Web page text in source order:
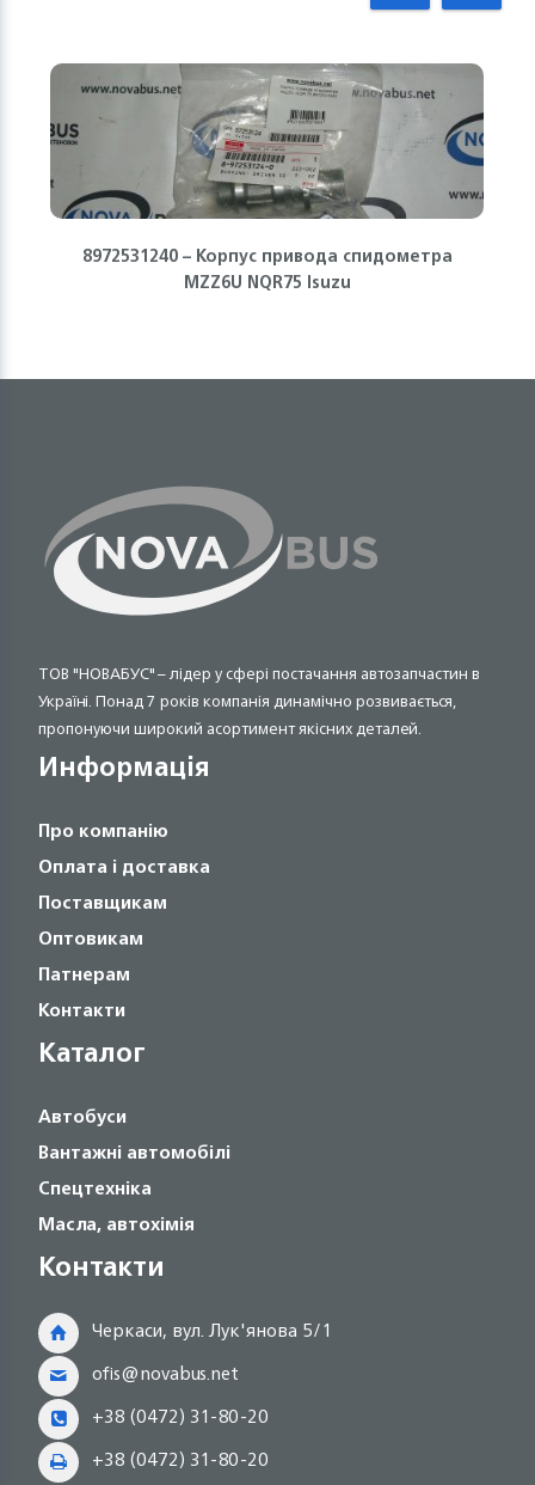
8972531240 – Корпус привода спидометра
MZZ6U NQR75 Isuzu
ТОВ "НОВАБУС" – лідер у сфері постачання автозапчастин в
Україні. Понад 7 років компанія динамічно розвивається,
пропонуючи широкий асортимент якісних деталей.
Информація
Про компанію
Оплата і доставка
Поставщикам
Оптовикам
Патнерам
Контакти
Каталог
Автобуси
Вантажні автомобілі
Спецтехніка
Масла, автохімія
Контакти
Черкаси, вул. Лук'янова 5/1
ofis@novabus.net
+38 (0472) 31-80-20
+38 (0472) 31-80-20